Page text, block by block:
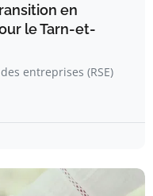
en
le Tarn-et-
entreprises (RSE)